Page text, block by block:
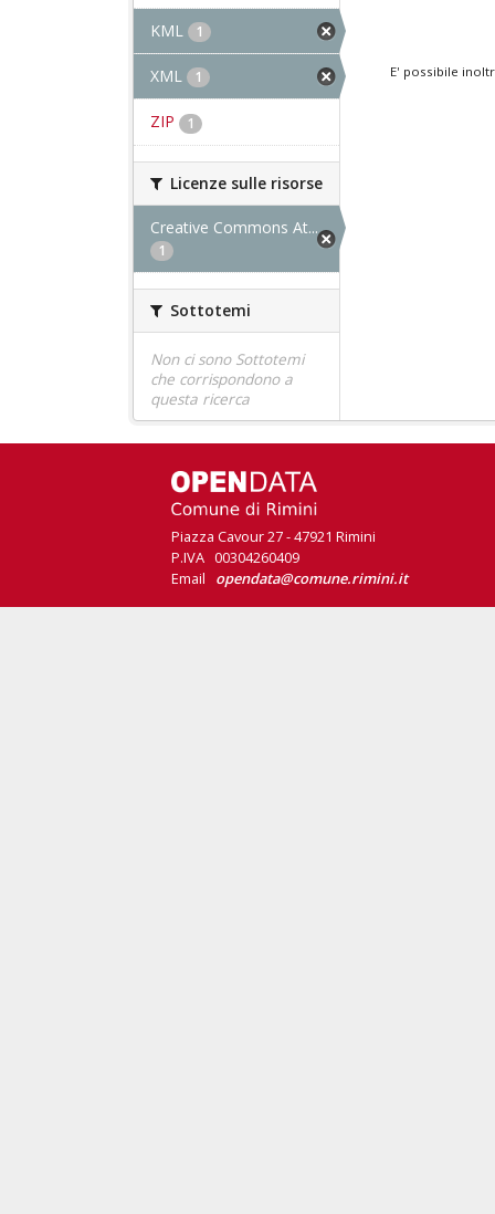
KML 1
XML 1
ZIP 1
Licenze sulle risorse
Creative Commons At...
1
Sottotemi
Non ci sono Sottotemi
che corrispondono a
questa ricerca
E' possibile
Piazza Cavour 27 - 47921 Rimini
P.IVA 00304260409
Email opendata@comune.rimini.it